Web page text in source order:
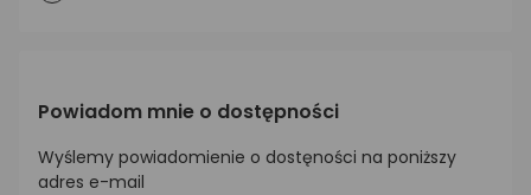
Powiadom mnie o dostępności
Wyślemy powiadomienie o dostęności na poniższy
adres e-mail